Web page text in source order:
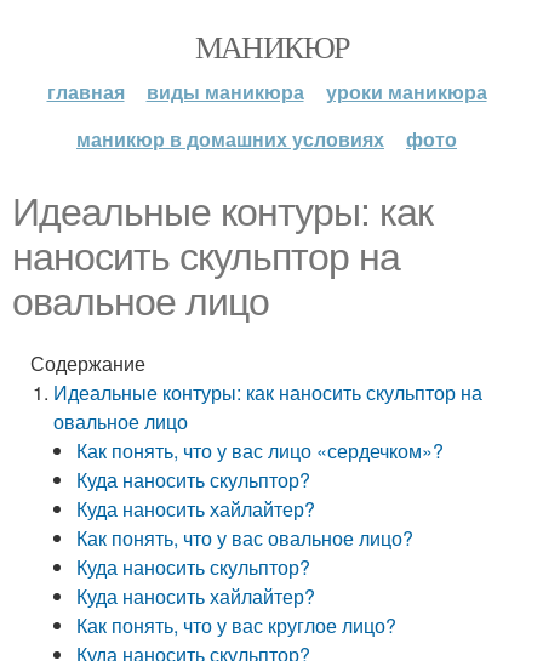
МАНИКЮР
главная виды маникюра
уроки маникюра
маникюр в домашних условиях
фото
Идеальные контуры: как
наносить скульптор на
овальное лицо
Содержание
Идеальные контуры: как наносить скульптор на
овальное лицо
Как понять, что у вас лицо «сердечком»?
Куда наносить скульптор?
Куда наносить хайлайтер?
Как понять, что у вас овальное лицо?
Куда наносить скульптор?
Куда наносить хайлайтер?
Как понять, что у вас круглое лицо?
Куда наносить скульптор?